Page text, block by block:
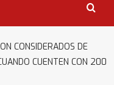
CONSIDERADOS DE
CUENTEN CON 200